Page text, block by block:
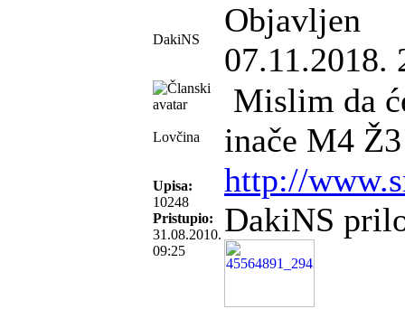
DakiNS
Objavljen
07.11.2018.
Lovčina
Upisa:
10248
Pristupio:
31.08.2010.
09:25
Mislim da
inače M4 Ž3
http://
DakiNS